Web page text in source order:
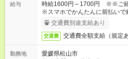
給与
時給1600円～1700円 ※※ご経
※スマホでかんたんに前払いで
件あり）
交通費別途支給あり
交通費 交通費全額支給（規定あ
勤務地
愛媛県松山市